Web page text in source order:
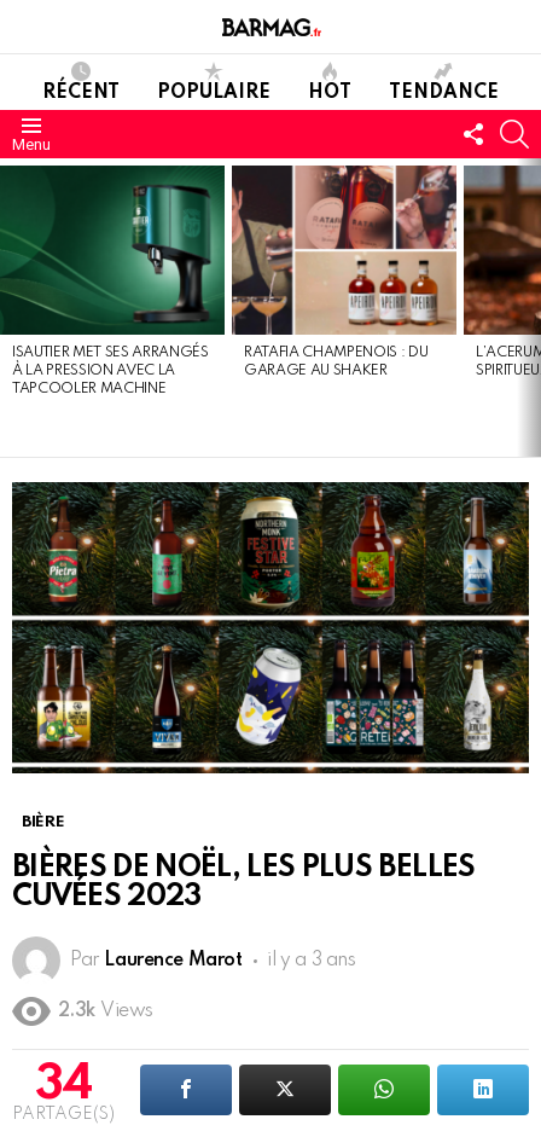
RÉCENT POPULAIRE HOT TENDANCE
Menu
NOUS
ISAUTIER MET SES ARRANGÉS
À LA PRESSION AVEC LA
TAPCOOLER MACHINE
RATAFIA CHAMPENOIS : DU
GARAGE AU SHAKER
BIÈRE
BIÈRES DE NOËL, LES PLUS BELLES
CUVÉES 2023
Par Laurence Marot il y a 3 ans
2.3k Views
34
PARTAGE(S)